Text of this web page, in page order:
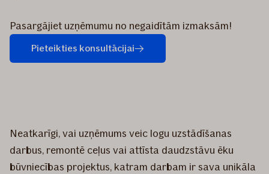
Pasargājiet uzņēmumu no negaidītām izmaksām!
Pieteikties konsultācijai
Neatkarīgi, vai uzņēmums veic logu uzstādīšanas
darbus, remontē ceļus vai attīsta daudzstāvu ēku
būvniecības projektus, katram darbam ir sava unikāla